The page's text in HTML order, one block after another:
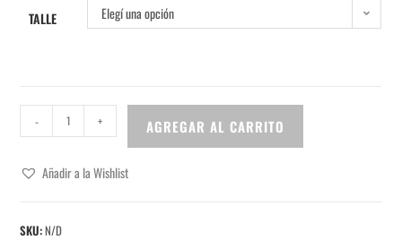
TALLE Elegí una opción
- + AGREGAR AL CARRITO
Añadir a la Wishlist
SKU:N/D